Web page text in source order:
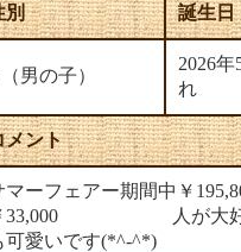
別 誕生日
男の子）
2026
れ
メント
マーフェアー期間中￥
33,000 人が大好き
可愛いです(*^-^*)